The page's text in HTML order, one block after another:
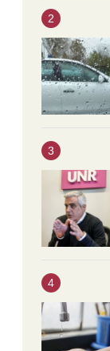
2
3
4